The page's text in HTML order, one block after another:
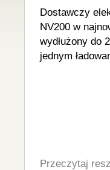
Dostawczy
NV200 w
wydłużony do
jednym
Przeczytaj